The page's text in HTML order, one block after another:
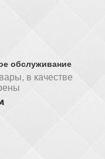
обслуживание
в качестве